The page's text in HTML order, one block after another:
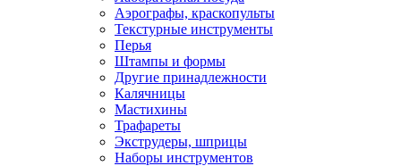
Аэрографы, краскопульты
Текстурные инструменты
Перья
Штампы и формы
Другие принадлежности
Калячницы
Мастихины
Трафареты
Экструдеры, шприцы
Наборы инструментов